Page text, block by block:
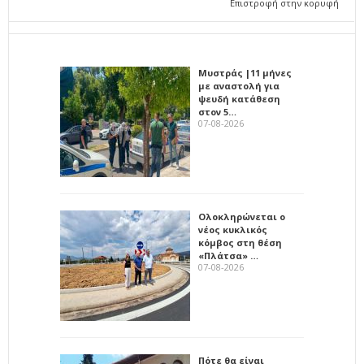
Επιστροφή στην κορυφή
Μυστράς |11 μήνες
με αναστολή για
ψευδή κατάθεση
στον 5…
07-08-2026
Ολοκληρώνεται ο
νέος κυκλικός
κόμβος στη θέση
«Πλάτσα» …
07-08-2026
Πότε θα είναι